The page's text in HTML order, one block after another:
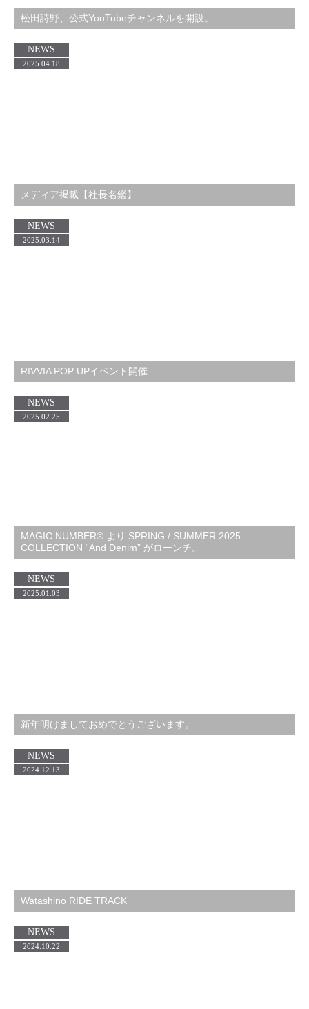
松田詩野、公式YouTubeチャンネルを開設。
メディア掲載【社長名鑑】
NEWS
2025.04.18
RIVVIA POP UPイベント開催
NEWS
2025.03.14
MAGIC NUMBER® より SPRING / SUMMER 2025
COLLECTION “And Denim” がローンチ。
NEWS
2025.02.25
新年明けましておめでとうございます。
NEWS
2025.01.03
Watashino RIDE TRACK
NEWS
2024.12.13
NEWS
2024.10.22